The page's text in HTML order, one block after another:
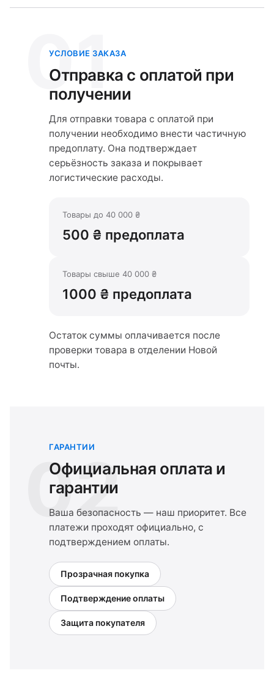
01
УСЛОВИЕ ЗАКАЗА
Отправка с оплатой при
получении
Для отправки товара с оплатой при
получении необходимо внести частичную
предоплату. Она подтверждает
серьёзность заказа и покрывает
логистические расходы.
Товары до 40 000 ₴
500 ₴ предоплата
Товары свыше 40 000 ₴
1000 ₴ предоплата
Остаток суммы оплачивается после
проверки товара в отделении Новой
почты.
02
ГАРАНТИИ
Официальная оплата и
гарантии
Ваша безопасность — наш приоритет. Все
платежи проходят официально, с
подтверждением оплаты.
Прозрачная покупка
Подтверждение оплаты
Защита покупателя